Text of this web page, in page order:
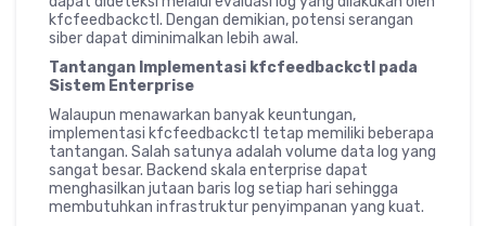
kfcfeedbackctl. Dengan demikian, potensi serangan
siber dapat diminimalkan lebih awal.
Tantangan Implementasi kfcfeedbackctl pada
Sistem Enterprise
Walaupun menawarkan banyak keuntungan,
implementasi kfcfeedbackctl tetap memiliki beberapa
tantangan. Salah satunya adalah volume data log yang
sangat besar. Backend skala enterprise dapat
menghasilkan jutaan baris log setiap hari sehingga
membutuhkan infrastruktur penyimpanan yang kuat.